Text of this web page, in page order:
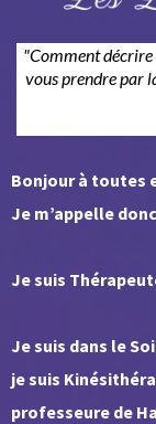
"Comment décrire
vous prendre par
Bonjour à toutes
Je m’appelle
Je suis
Je suis dans le
je suis
professeure de